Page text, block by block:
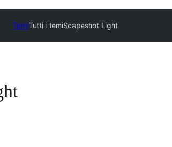
TemiTutti i temiScapeshot Light